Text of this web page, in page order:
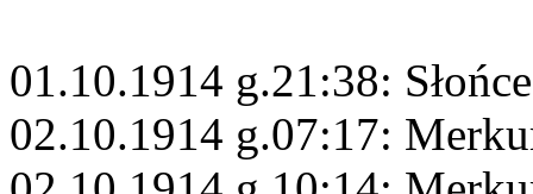
01.10.1914 g.21:38:
02.10.1914 g.07:17: